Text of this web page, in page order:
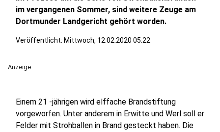
im vergangenen Sommer, sind weitere Zeuge am
Dortmunder Landgericht gehört worden.
Veröffentlicht: Mittwoch, 12.02.2020 05:22
Anzeige
Einem 21 -jährigen wird elffache Brandstiftung
vorgeworfen. Unter anderem in Erwitte und Werl soll er
Felder mit Strohballen in Brand gesteckt haben. Die